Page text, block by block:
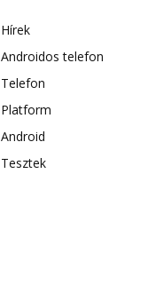
Hírek
Androidos telefon
Telefon
Platform
Android
Tesztek